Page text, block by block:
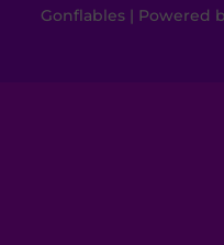
Gonflables | Powered